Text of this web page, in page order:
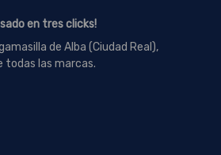
en tres clicks!
de Alba (Ciudad Real),
todas las marcas.